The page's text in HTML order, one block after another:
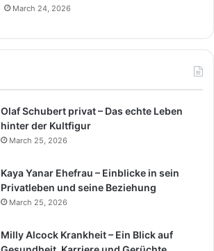
March 24, 2026
Olaf Schubert privat – Das echte Leben
hinter der Kultfigur
March 25, 2026
Kaya Yanar Ehefrau – Einblicke in sein
Privatleben und seine Beziehung
March 25, 2026
Milly Alcock Krankheit – Ein Blick auf